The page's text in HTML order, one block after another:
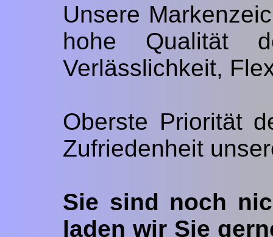
Unsere
hohe Qualität
Verlässlichkeit,
Oberste Priorität
Zufriedenheit
Sie sind noch
laden wir Sie